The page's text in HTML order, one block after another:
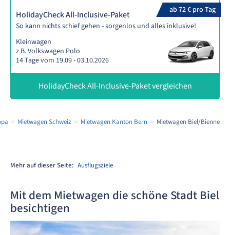
ab 72 € pro Tag
HolidayCheck All-Inclusive-Paket
So kann nichts schief gehen - sorgenlos und alles inklusive!
Kleinwagen
z.B. Volkswagen Polo
14 Tage vom 19.09 - 03.10.2026
HolidayCheck All-Inclusive-Paket vergleichen
Mietwagen Schweiz Mietwagen Kanton Bern Mietwagen Biel/Bienne
Mehr auf dieser Seite: Ausflugsziele
Mit dem Mietwagen die schöne Stadt Biel
besichtigen